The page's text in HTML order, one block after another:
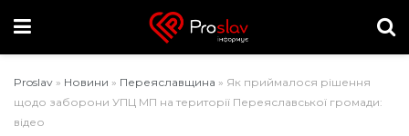
Proslav » Новини » Переяславщина » Як приймалося рішення
щодо заборони УПЦ МП на території Переяславської громади:
відео